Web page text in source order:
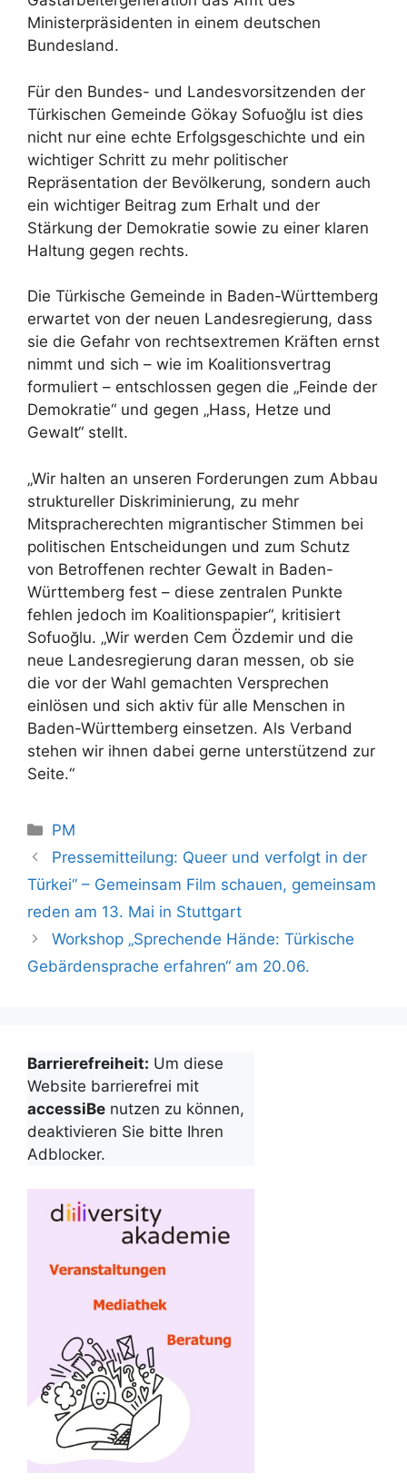
Ministerpräsidenten in einem deutschen
Bundesland.
Für den Bundes- und Landesvorsitzenden der
Türkischen Gemeinde Gökay Sofuoğlu ist dies
nicht nur eine echte Erfolgsgeschichte und ein
wichtiger Schritt zu mehr politischer
Repräsentation der Bevölkerung, sondern auch
ein wichtiger Beitrag zum Erhalt und der
Stärkung der Demokratie sowie zu einer klaren
Haltung gegen rechts.
Die Türkische Gemeinde in Baden-Württemberg
erwartet von der neuen Landesregierung, dass
sie die Gefahr von rechtsextremen Kräften ernst
nimmt und sich – wie im Koalitionsvertrag
formuliert – entschlossen gegen die „Feinde der
Demokratie“ und gegen „Hass, Hetze und
Gewalt“ stellt.
„Wir halten an unseren Forderungen zum Abbau
struktureller Diskriminierung, zu mehr
Mitspracherechten migrantischer Stimmen bei
politischen Entscheidungen und zum Schutz
von Betroffenen rechter Gewalt in Baden-
Württemberg fest – diese zentralen Punkte
fehlen jedoch im Koalitionspapier“, kritisiert
Sofuoğlu. „Wir werden Cem Özdemir und die
neue Landesregierung daran messen, ob sie
die vor der Wahl gemachten Versprechen
einlösen und sich aktiv für alle Menschen in
Baden-Württemberg einsetzen. Als Verband
stehen wir ihnen dabei gerne unterstützend zur
Seite.“
Kategorien
PM
Pressemitteilung: Queer und verfolgt in der
Türkei“ – Gemeinsam Film schauen, gemeinsam
reden am 13. Mai in Stuttgart
Workshop „Sprechende Hände: Türkische
Gebärdensprache erfahren“ am 20.06.
Barrierefreiheit: Um diese
Website barrierefrei mit
accessiBe nutzen zu können,
deaktivieren Sie bitte Ihren
Adblocker.